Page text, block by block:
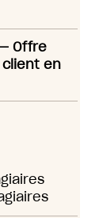
Offre
client en